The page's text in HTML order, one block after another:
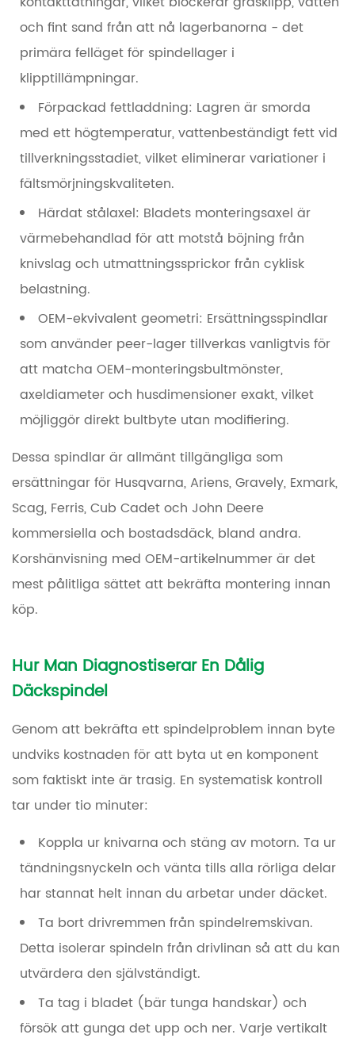
och fint sand från att nå lagerbanorna - det
primära felläget för spindellager i
klipptillämpningar.
Förpackad fettladdning: Lagren är smorda
med ett högtemperatur, vattenbeständigt fett vid
tillverkningsstadiet, vilket eliminerar variationer i
fältsmörjningskvaliteten.
Härdat stålaxel: Bladets monteringsaxel är
värmebehandlad för att motstå böjning från
knivslag och utmattningssprickor från cyklisk
belastning.
OEM-ekvivalent geometri: Ersättningsspindlar
som använder peer-lager tillverkas vanligtvis för
att matcha OEM-monteringsbultmönster,
axeldiameter och husdimensioner exakt, vilket
möjliggör direkt bultbyte utan modifiering.
Dessa spindlar är allmänt tillgängliga som
ersättningar för Husqvarna, Ariens, Gravely, Exmark,
Scag, Ferris, Cub Cadet och John Deere
kommersiella och bostadsdäck, bland andra.
Korshänvisning med OEM-artikelnummer är det
mest pålitliga sättet att bekräfta montering innan
köp.
Hur Man Diagnostiserar En Dålig
Däckspindel
Genom att bekräfta ett spindelproblem innan byte
undviks kostnaden för att byta ut en komponent
som faktiskt inte är trasig. En systematisk kontroll
tar under tio minuter:
Koppla ur knivarna och stäng av motorn. Ta ur
tändningsnyckeln och vänta tills alla rörliga delar
har stannat helt innan du arbetar under däcket.
Ta bort drivremmen från spindelremskivan.
Detta isolerar spindeln från drivlinan så att du kan
utvärdera den självständigt.
Ta tag i bladet (bär tunga handskar) och
försök att gunga det upp och ner. Varje vertikalt